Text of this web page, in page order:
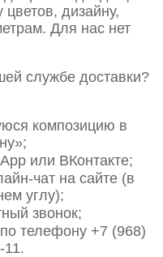
цветов, дизайну,
Для нас нет
службе доставки?
композицию в
или ВКонтакте;
чат на сайте (в
углу);
звонок;
телефону +7 (968)
11.